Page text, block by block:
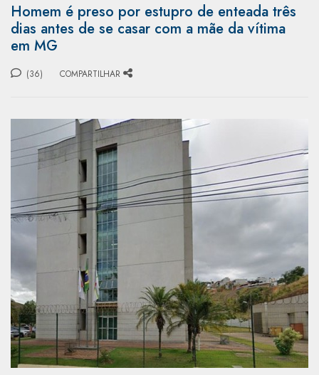
Homem é preso por estupro de enteada três
dias antes de se casar com a mãe da vítima
em MG
(36) COMPARTILHAR